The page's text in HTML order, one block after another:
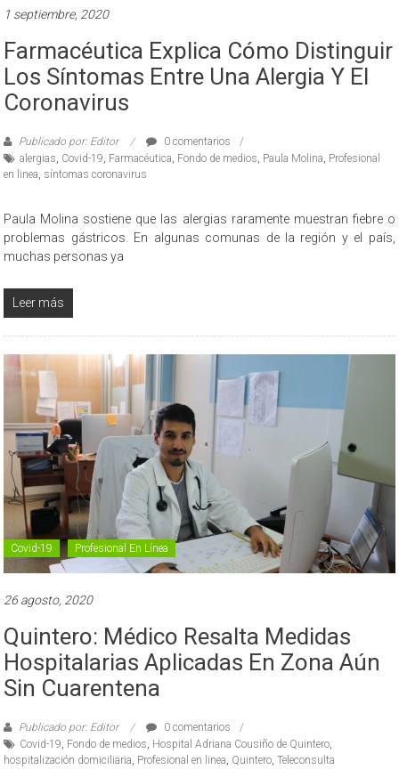
1 septiembre, 2020
Farmacéutica Explica Cómo Distinguir
Los Síntomas Entre Una Alergia Y El
Coronavirus
Publicado por: Editor
0 comentarios
alergias, Covid-19, Farmacéutica, Fondo de medios, Paula Molina, Profesional
en linea, síntomas coronavirus
Paula Molina sostiene que las alergias raramente muestran fiebre o
problemas gástricos. En algunas comunas de la región y el país,
muchas personas ya
Leer más
Covid-19 Profesional En Línea
26 agosto, 2020
Quintero: Médico Resalta Medidas
Hospitalarias Aplicadas En Zona Aún
Sin Cuarentena
Publicado por: Editor
0 comentarios
Covid-19 Fondo de medios Hospital Adriana Cousiño de Quintero
hospitalización domiciliaria Profesional en linea Quintero ,Teleconsulta